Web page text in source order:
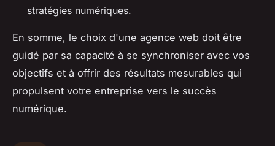
stratégies numériques.
En somme, le choix d'une agence web doit être
guidé par sa capacité à se synchroniser avec vos
objectifs et à offrir des résultats mesurables qui
propulsent votre entreprise vers le succès
numérique.